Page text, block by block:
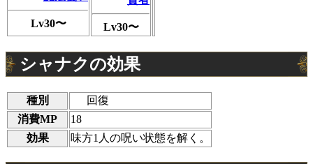
Lv30〜 Lv30〜
シャナクの効果
種別
回復
消費MP
18
効果
味方1人の呪い状態を解く。